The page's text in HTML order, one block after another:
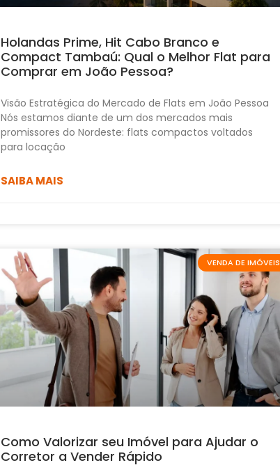
Holandas Prime, Hit Cabo Branco e
Compact Tambaú: Qual o Melhor Flat para
Comprar em João Pessoa?
Visão Estratégica do Mercado de Flats em João Pessoa
Nós estamos diante de um dos mercados mais
promissores do Nordeste: flats compactos voltados
para locação
SAIBA MAIS
VENDA DE IMÓVEIS
Como Valorizar seu Imóvel para Ajudar o
Corretor a Vender Rápido